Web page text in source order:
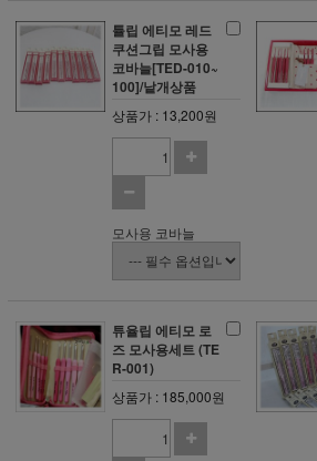
튤립 에티모 레드
쿠션그립 모사용
코바늘[TED-010~
100]/낱개상품
상품가 : 13,200원
모사용 코바늘
튜율립 에티모 로
즈 모사용세트 (TE
R-001)
상품가 : 185,000원